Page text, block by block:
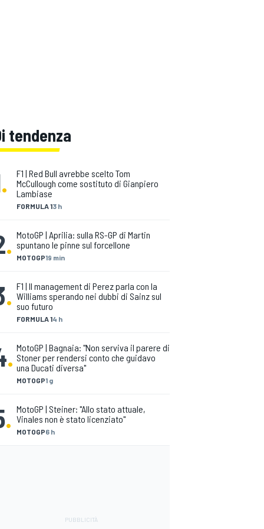
tendenza
.
FORMULA 13 h
F1 | Red Bull avrebbe scelto Tom
McCullough come sostituto di Gianpiero
Lambiase
. MOTOGP19 min
MotoGP | Aprilia: sulla RS-GP di Martin
spuntano le pinne sul forcellone
.
FORMULA 14 h
F1 | Il management di Perez parla con la
Williams sperando nei dubbi di Sainz sul
suo futuro
.
MOTOGP1 g
MotoGP | Bagnaia: "Non serviva il parere di
Stoner per rendersi conto che guidavo
una Ducati diversa"
. MOTOGP6 h
MotoGP | Steiner: "Allo stato attuale,
Vinales non è stato licenziato"